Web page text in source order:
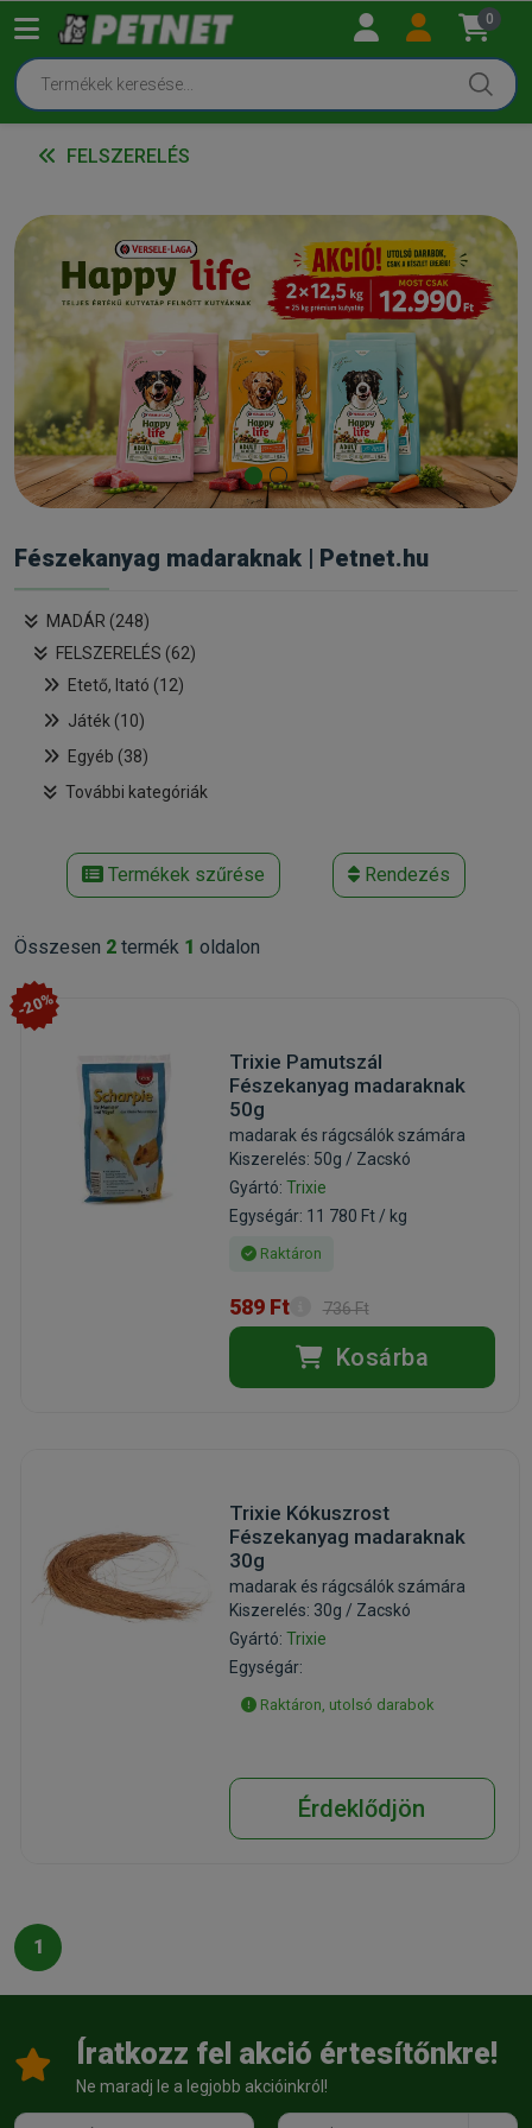
0
FELSZERELÉS
Fészekanyag madaraknak | Petnet.hu
MADÁR (248)
FELSZERELÉS (62)
Etető, Itató (12)
Játék (10)
Egyéb (38)
További kategóriák
Termékek szűrése Rendezés
Összesen 2 termék 1 oldalon
-20%
Trixie Pamutszál
Fészekanyag madaraknak
50g
madarak és rágcsálók számára
Kiszerelés: 50g / Zacskó
Gyártó: Trixie
Egységár: 11 780 Ft / kg
Raktáron
589 Ft 736 Ft
Kosárba
Trixie Kókuszrost
Fészekanyag madaraknak
30g
madarak és rágcsálók számára
Kiszerelés: 30g / Zacskó
Gyártó: Trixie
Egységár:
Raktáron, utolsó darabok
Érdeklődjön
1
Íratkozz fel akció értesítőnkre!
Ne maradj le a legjobb akcióinkról!